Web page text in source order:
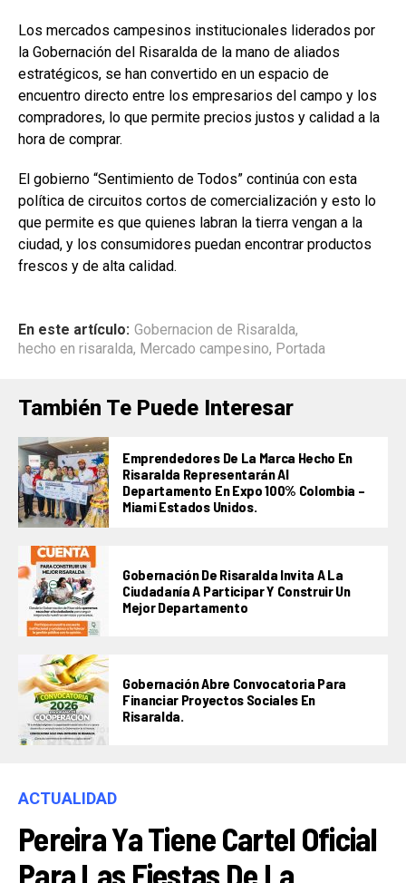
Los mercados campesinos institucionales liderados por
la Gobernación del Risaralda de la mano de aliados
estratégicos, se han convertido en un espacio de
encuentro directo entre los empresarios del campo y los
compradores, lo que permite precios justos y calidad a la
hora de comprar.
El gobierno “Sentimiento de Todos” continúa con esta
política de circuitos cortos de comercialización y esto lo
que permite es que quienes labran la tierra vengan a la
ciudad, y los consumidores puedan encontrar productos
frescos y de alta calidad.
En este artículo: Gobernacion de Risaralda,
hecho en risaralda, Mercado campesino, Portada
También Te Puede Interesar
Emprendedores De La Marca Hecho En
Risaralda Representarán Al
Departamento En Expo 100% Colombia –
Miami Estados Unidos.
Gobernación De Risaralda Invita A La
Ciudadanía A Participar Y Construir Un
Mejor Departamento
Gobernación Abre Convocatoria Para
Financiar Proyectos Sociales En
Risaralda.
ACTUALIDAD
Pereira Ya Tiene Cartel Oficial
Para Las Fiestas De La